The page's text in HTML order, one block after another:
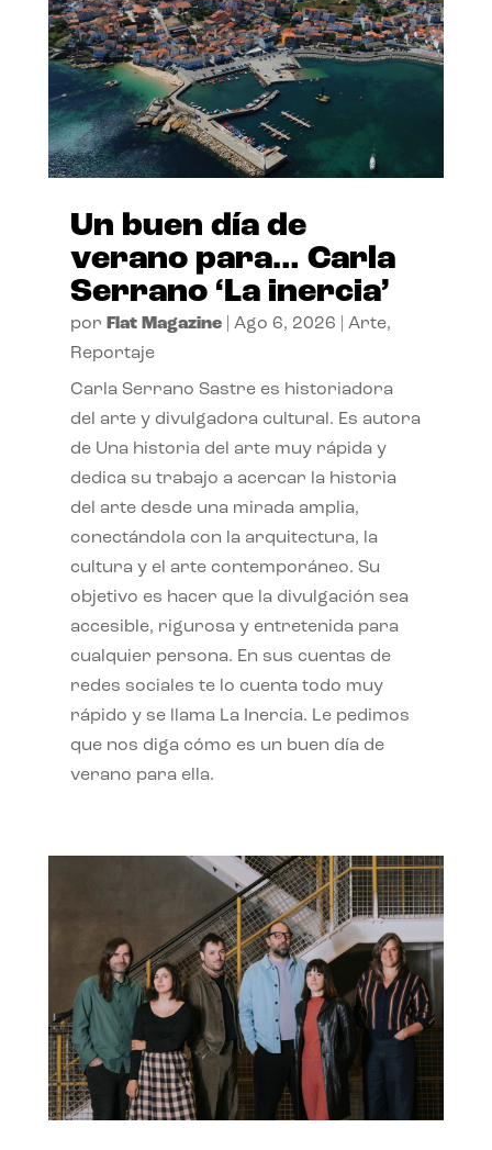
Un buen día de
verano para… Carla
Serrano ‘La inercia’
por Flat Magazine| Ago 6, 2026 Arte,
Reportaje
Carla Serrano Sastre es historiadora
del arte y divulgadora cultural. Es autora
de Una historia del arte muy rápida y
dedica su trabajo a acercar la historia
del arte desde una mirada amplia,
conectándola con la arquitectura, la
cultura y el arte contemporáneo. Su
objetivo es hacer que la divulgación sea
accesible, rigurosa y entretenida para
cualquier persona. En sus cuentas de
redes sociales te lo cuenta todo muy
rápido y se llama La Inercia. Le pedimos
que nos diga cómo es un buen día de
verano para ella.